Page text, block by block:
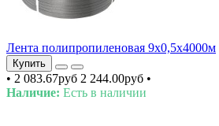
Лента полипропиленовая 9х0,5х4000м
Купить
• 2 083.67руб 2 244.00руб •
Наличие: Есть в наличии